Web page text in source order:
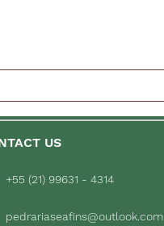
US
+55 (21) 99631 - 4314
pedrariaseafins@outlook.com